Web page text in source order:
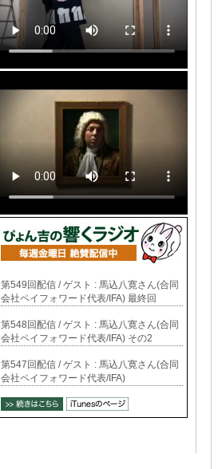
第549回配信 / ゲスト : 馬込八寛さん(合同
会社ペイフォワード代表/IFA) 最終回
第548回配信 / ゲスト : 馬込八寛さん(合同
会社ペイフォワード代表/IFA) その2
第547回配信 / ゲスト : 馬込八寛さん(合同
会社ペイフォワード代表/IFA)